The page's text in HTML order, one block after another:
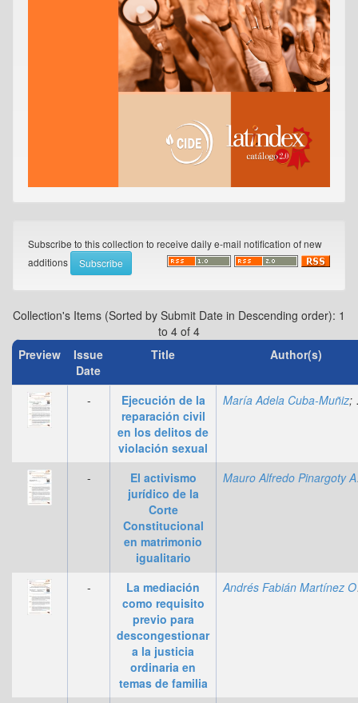
Subscribe to this collection to receive daily e-mail notification of new
additions
Collection's Items (Sorted by Submit Date in Descending order): 1
to 4 of 4
Preview
Issue
Date
Title Author(s)
-
Ejecución de la
reparación civil
en los delitos de
violación sexual
María Adela Cuba-Muñiz;
-
El activismo
jurídico de la
Corte
Constitucional
en matrimonio
igualitario
-
La mediación
como requisito
previo para
descongestionar
a la justicia
ordinaria en
temas de familia